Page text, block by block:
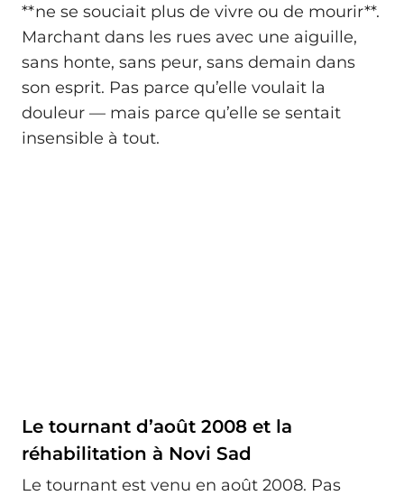
**ne se souciait plus de vivre ou de mourir**.
Marchant dans les rues avec une aiguille,
sans honte, sans peur, sans demain dans
son esprit. Pas parce qu’elle voulait la
douleur — mais parce qu’elle se sentait
insensible à tout.
Le tournant d’août 2008 et la
réhabilitation à Novi Sad
Le tournant est venu en août 2008. Pas